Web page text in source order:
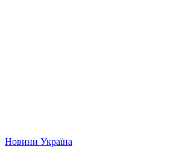
Новини Україна